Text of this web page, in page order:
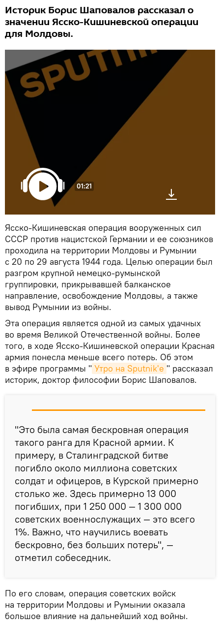
Историк Борис Шаповалов рассказал о
значении Ясско-Кишиневской операции
для Молдовы.
01:21
Ясско-Кишиневская операция вооруженных сил
СССР против нацистской Германии и ее союзников
проходила на территории Молдовы и Румынии
с 20 по 29 августа 1944 года. Целью операции был
разгром крупной немецко-румынской
группировки, прикрывавшей балканское
направление, освобождение Молдовы, а также
вывод Румынии из войны.
Эта операция является одной из самых удачных
во время Великой Отечественной войны. Более
того, в ходе Ясско-Кишиневской операции Красная
армия понесла меньше всего потерь. Об этом
в эфире программы " Утро на Sputnik'e " рассказал
историк, доктор философии Борис Шаповалов.
"Это была самая бескровная операция
такого ранга для Красной армии. К
примеру, в Сталинградской битве
погибло около миллиона советских
солдат и офицеров, в Курской примерно
столько же. Здесь примерно 13 000
погибших, при 1 250 000 — 1 300 000
советских военнослужащих — это всего
1%. Важно, что научились воевать
бескровно, без больших потерь", —
отметил собеседник.
По его словам, операция советских войск
на территории Молдовы и Румынии оказала
большое влияние на дальнейший ход войны.